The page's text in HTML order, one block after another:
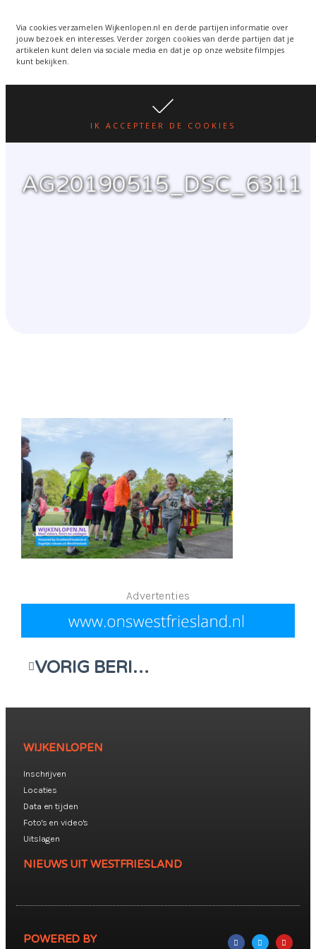
Via cookies verzamelen Wijkenlopen.nl en derde partijen informatie over
jouw bezoek en interesses. Verder zorgen cookies van derde partijen dat je
artikelen kunt delen via sociale media en dat je op onze website filmpjes
kunt bekijken.
IK ACCEPTEER DE COOKIES
wordt een week verplaatst
i.v.m. warmte. lees hier
WIJKENLOPEN.NL
AG20190515_DSC_6311
Advertenties
VORIG BERICHT
WIJKENLOPEN
Inschrijven
Locaties
Data en tijden
Foto's en video's
Uitslagen
NIEUWS UIT WESTFRIESLAND
POWERED BY